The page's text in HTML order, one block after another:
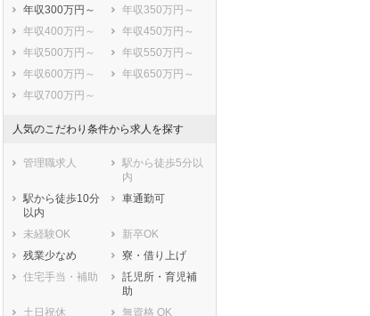
セラピスト
世の中の需要の高まりととも
に増加傾向の「介護施設」求
年収300万円～
年収350万円～
年収400万円～
年収450万円～
年収500万円～
年収550万円～
年収600万円～
年収650万円～
年収700万円～
人気のこだわり条件から求人を探す
管理職求人
駅から徒歩5分以
内
駅から徒歩10分
以内
車通勤可
未経験OK
新卒OK
残業少なめ
寮・借り上げ
住宅手当・補助
託児所・育児補
助
土日祝休
無資格 OK